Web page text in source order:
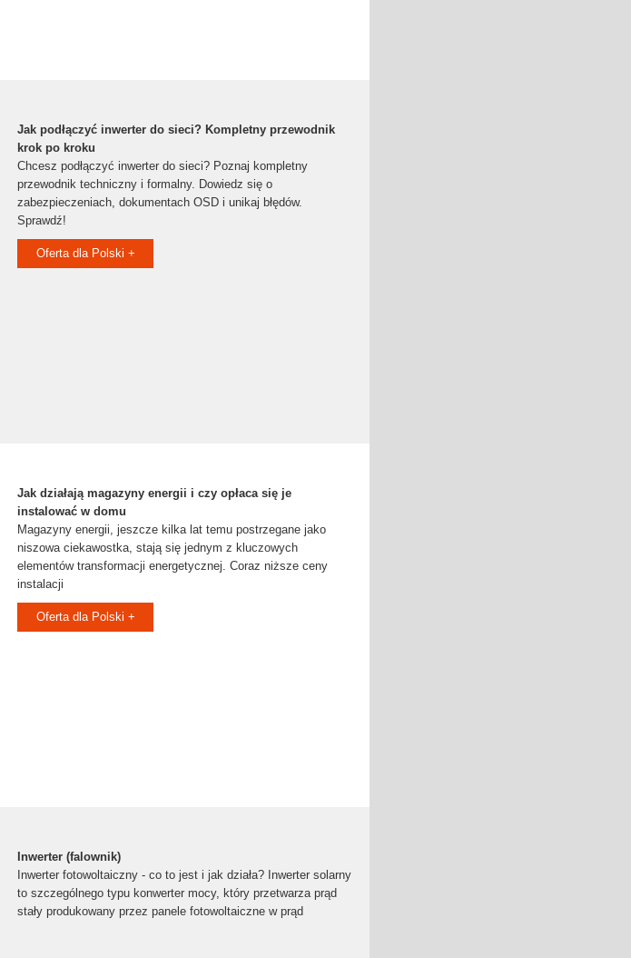
Jak podłączyć inwerter do sieci? Kompletny przewodnik
krok po kroku
Chcesz podłączyć inwerter do sieci? Poznaj kompletny
przewodnik techniczny i formalny. Dowiedz się o
zabezpieczeniach, dokumentach OSD i unikaj błędów.
Sprawdź!
Oferta dla Polski +
Jak działają magazyny energii i czy opłaca się je
instalować w domu
Magazyny energii, jeszcze kilka lat temu postrzegane jako
niszowa ciekawostka, stają się jednym z kluczowych
elementów transformacji energetycznej. Coraz niższe ceny
instalacji
Oferta dla Polski +
Inwerter (falownik)
Inwerter fotowoltaiczny - co to jest i jak działa? Inwerter solarny
to szczególnego typu konwerter mocy, który przetwarza prąd
stały produkowany przez panele fotowoltaiczne w prąd